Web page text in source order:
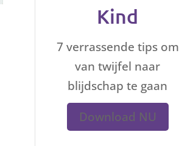
Kind
7 verrassende tips om
van twijfel naar
blijdschap te gaan
Download NU